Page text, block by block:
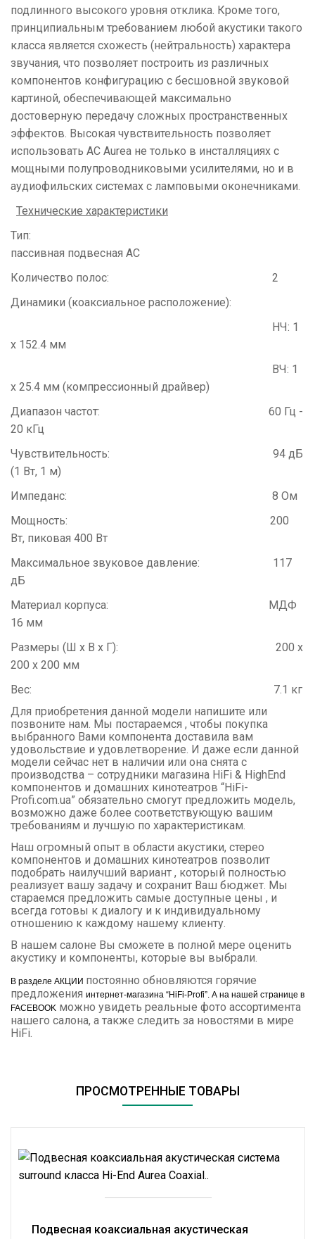
подлинного высокого уровня отклика. Кроме того,
принципиальным требованием любой акустики такого
класса является схожесть (нейтральность) характера
звучания, что позволяет построить из различных
компонентов конфигурацию с бесшовной звуковой
картиной, обеспечивающей максимально
достоверную передачу сложных пространственных
эффектов. Высокая чувствительность позволяет
использовать АС Aurea не только в инсталляциях с
мощными полупроводниковыми усилителями, но и в
аудиофильских системах с ламповыми оконечниками.
Технические характеристики
Тип:
пассивная подвесная АС
Количество полос: 2
Динамики (коаксиальное расположение):
НЧ: 1
х 152.4 мм
ВЧ: 1
х 25.4 мм (компрессионный драйвер)
Диапазон частот: 60 Гц -
20 кГц
Чувствительность: 94 дБ
(1 Вт, 1 м)
Импеданс: 8 Ом
Мощность: 200
Вт, пиковая 400 Вт
Максимальное звуковое давление: 117
дБ
Материал корпуса: МДФ
16 мм
Размеры (Ш x В x Г): 200 x
200 x 200 мм
Вес: 7.1 кг
Для приобретения данной модели напишите или
позвоните нам. Мы постараемся , чтобы покупка
выбранного Вами компонента доставила вам
удовольствие и удовлетворение. И даже если данной
модели сейчас нет в наличии или она снята с
производства – сотрудники магазина HiFi & HighEnd
компонентов и домашних кинотеатров “HiFi-
Profi.com.ua” обязательно смогут предложить модель,
возможно даже более соответствующую вашим
требованиям и лучшую по характеристикам.
Наш огромный опыт в области акустики, стерео
компонентов и домашних кинотеатров позволит
подобрать наилучший вариант , который полностью
реализует вашу задачу и сохранит Ваш бюджет. Мы
стараемся предложить самые доступные цены , и
всегда готовы к диалогу и к индивидуальному
отношению к каждому нашему клиенту.
В нашем салоне Вы сможете в полной мере оценить
акустику и компоненты, которые вы выбрали.
В разделе АКЦИИ постоянно обновляются горячие
предложения интернет-магазина “HiFi-Profi”. А на нашей странице в
FACEBOOK можно увидеть реальные фото ассортимента
нашего салона, а также следить за новостями в мире
HiFi
ПРОСМОТРЕННЫЕ ТОВАРЫ
Подвесная коаксиальная акустическая